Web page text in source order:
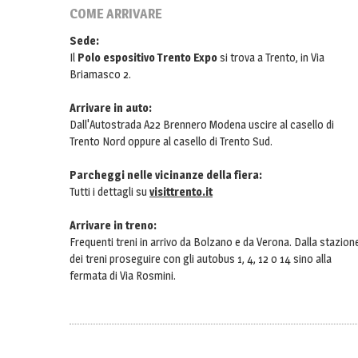
COME ARRIVARE
Sede:
Il Polo espositivo Trento Exposi trova a Trento, in Via
Briamasco 2.
Arrivare in auto:
Dall'Autostrada A22 Brennero Modena uscire al casello di
Trento Nord oppure al casello di Trento Sud.
Parcheggi nelle vicinanze della fiera:
Tutti i dettagli su visittrento.it
Arrivare in treno:
Frequenti treni in arrivo da Bolzano e da Verona. Dalla
dei treni proseguire con gli autobus 1, 4, 12 o 14 sino alla
fermata di Via Rosmini.